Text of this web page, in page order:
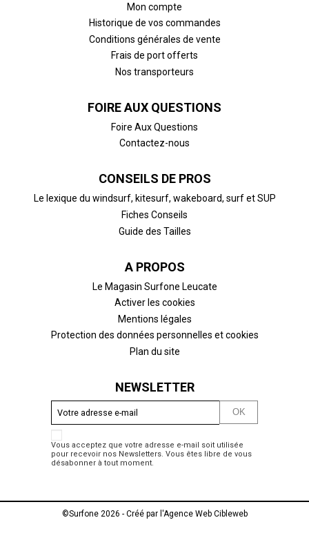
Mon compte
Historique de vos commandes
Conditions générales de vente
Frais de port offerts
Nos transporteurs
FOIRE AUX QUESTIONS
Foire Aux Questions
Contactez-nous
CONSEILS DE PROS
Le lexique du windsurf, kitesurf, wakeboard, surf et SUP
Fiches Conseils
Guide des Tailles
A PROPOS
Le Magasin Surfone Leucate
Activer les cookies
Mentions légales
Protection des données personnelles et cookies
Plan du site
NEWSLETTER
Vous acceptez que votre adresse e-mail soit utilisée
pour recevoir nos Newsletters. Vous êtes libre de vous
désabonner à tout moment.
©Surfone 2026 - Créé par l'Agence Web Cibleweb